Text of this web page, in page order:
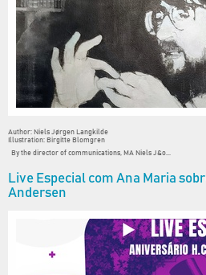
Author: Niels Jørgen Langkilde
Illustration: Birgitte Blomgren
By the director of communications, MA Niels J&o...
Live Especial com Ana Maria
Andersen